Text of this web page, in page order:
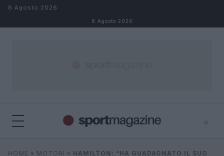
Salta al contenuto
8 Agosto 2026
8 Agosto 2026
⌕
⌕
HOME » MOTORI » HAMILTON: “HA GUADAGNATO IL SUO